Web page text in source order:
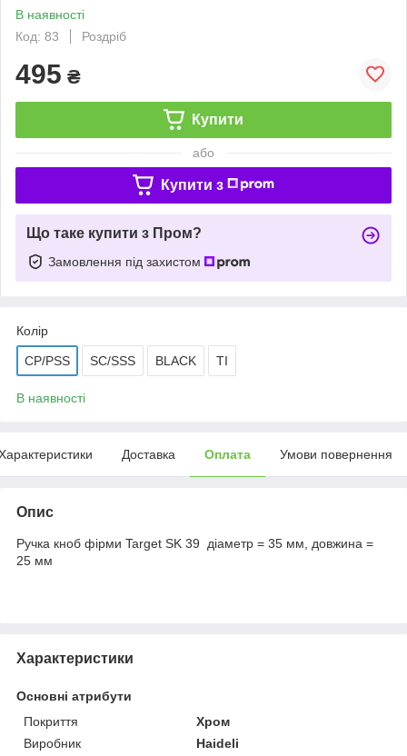
В наявності
Код: 83
Роздріб
495 ₴
Купити
або
Купити з
Що таке купити з Пром?
Замовлення під захистом
Колір
CP/PSS SC/SSS BLACK TI
В наявності
Доставка Оплата Умови повернення
Опис
Ручка кноб фірми Target SK 39 діаметр = 35 мм, довжина =
25 мм
Характеристики
Основні атрибути
Покриття
Хром
Виробник
Haideli